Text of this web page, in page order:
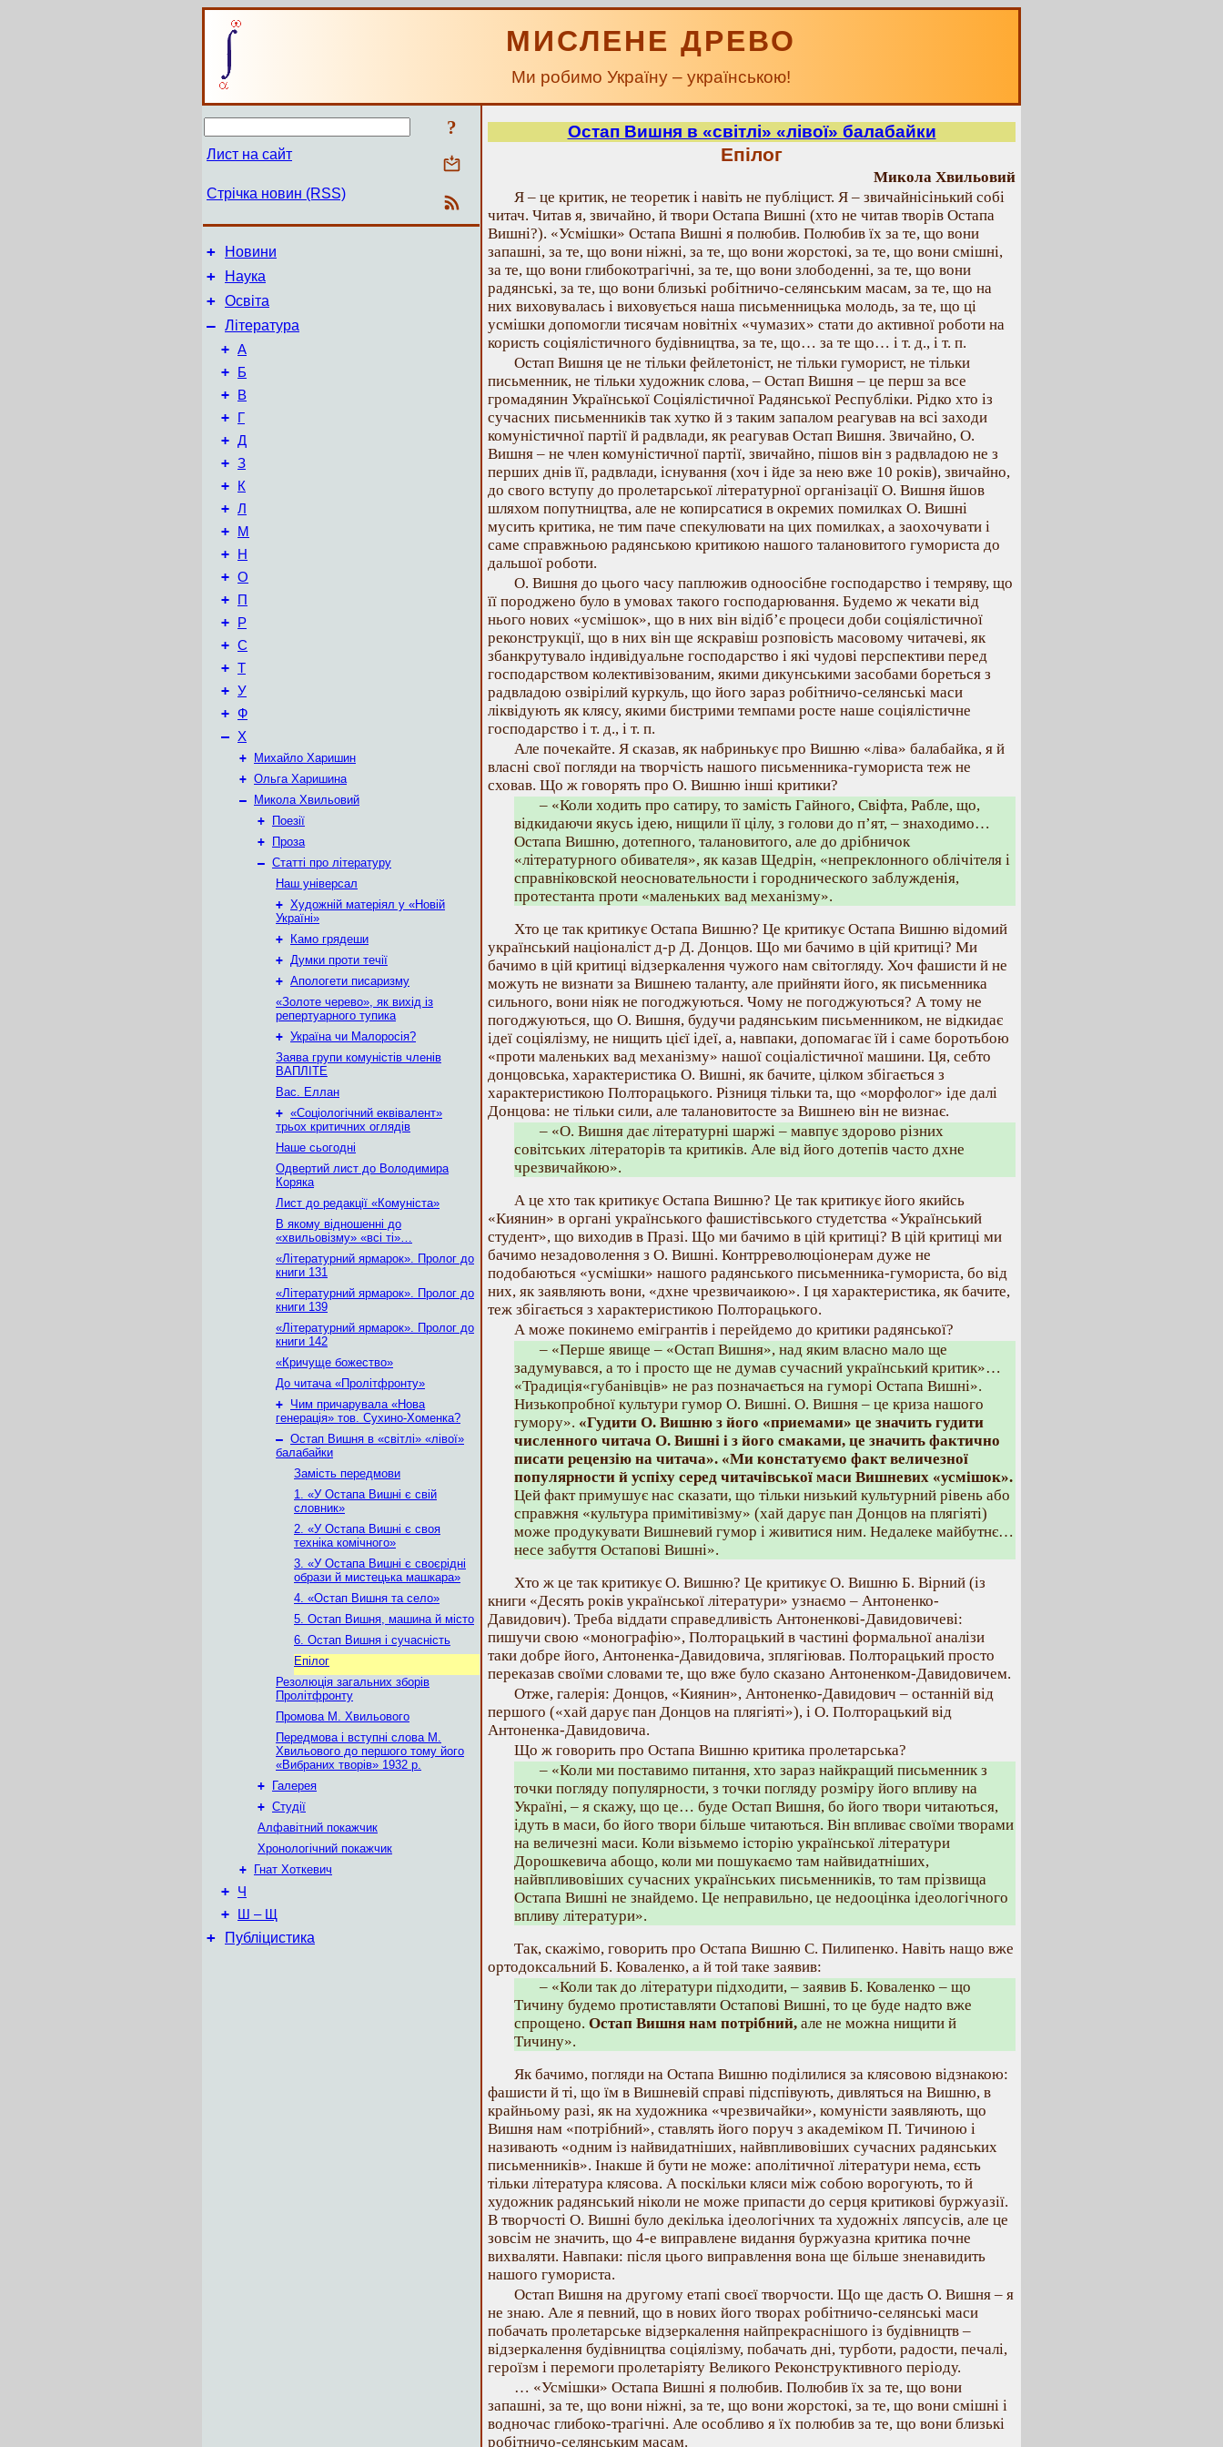
МИСЛЕНЕ ДРЕВО
Ми робимо Україну – українською!
?
Лист на сайт
Стрічка новин (RSS)
+ Новини
+ Наука
+ Освіта
– Література
+ А
+ Б
+ В
+ Г
+ Д
+ З
+ К
+ Л
+ М
+ Н
+ О
+ П
+ Р
+ С
+ Т
+ У
+ Ф
– Х
+
Михайло Харишин
+ Ольга Харишина
–
Микола Хвильовий
+
Поезії
+
Проза
– Статті про літературу
Наш універсал
+ Художній матеріял у «Новій
Україні»
+
Камо грядеши
+ Думки проти течії
+ Апологети писаризму
«Золоте черево», як вихід із
репертуарного тупика
+ Україна чи Малоросія?
Заява групи комуністів членів
ВАПЛІТЕ
Вас. Еллан
+ «Соціологічний еквівалент»
трьох критичних оглядів
Наше сьогодні
Одвертий лист до Володимира
Коряка
Лист до редакції «Комуніста»
В якому відношенні до
«хвильовізму» «всі ті»…
«Літературний ярмарок». Пролог до
книги 131
«Літературний ярмарок». Пролог до
книги 139
«Літературний ярмарок». Пролог до
книги 142
«Кричуще божество»
До читача «Пролітфронту»
+ Чим причарувала «Нова
генерація» тов. Сухино-Хоменка?
– Остап Вишня в «світлі» «лівої»
балабайки
Замість передмови
1. «У Остапа Вишні є свій
словник»
2. «У Остапа Вишні є своя
техніка комічного»
3. «У Остапа Вишні є своєрідні
образи й мистецька машкара»
4. «Остап Вишня та село»
5. Остап Вишня, машина й місто
6. Остап Вишня і сучасність
Епілог
Резолюція загальних зборів
Пролітфронту
Промова M. Хвильового
Передмова і вступні слова М.
Хвильового до першого тому його
«Вибраних творів» 1932 р.
+
Галерея
+ Студії
Алфавітний покажчик
Хронологічний покажчик
+
Гнат Хоткевич
+ Ч
+ Ш – Щ
+ Публіцистика
Остап Вишня в «світлі» «лівої» балабайки
Епілог
Микола Хвильовий
Я – це критик, не теоретик і навіть не публіцист. Я – звичайнісінький собі
читач. Читав я, звичайно, й твори Остапа Вишні (хто не читав творів Остапа
Вишні?). «Усмішки» Остапа Вишні я полюбив. Полюбив їх за те, що вони
запашні, за те, що вони ніжні, за те, що вони жорстокі, за те, що вони смішні,
за те, що вони глибокотрагічні, за те, що вони злободенні, за те, що вони
радянські, за те, що вони близькі робітничо-селянським масам, за те, що на
них виховувалась і виховується наша письменницька молодь, за те, що ці
усмішки допомогли тисячам новітніх «чумазих» стати до активної роботи на
користь соціялістичного будівництва, за те, що… за те що… і т. д., і т. п.
Остап Вишня це не тільки фейлетоніст, не тільки гуморист, не тільки
письменник, не тільки художник слова, – Остап Вишня – це перш за все
громадянин Української Соціялістичної Радянської Республіки. Рідко хто із
сучасних письменників так хутко й з таким запалом реагував на всі заходи
комуністичної партії й радвлади, як реагував Остап Вишня. Звичайно, О.
Вишня – не член комуністичної партії, звичайно, пішов він з радвладою не з
перших днів її, радвлади, існування (хоч і йде за нею вже 10 років), звичайно,
до свого вступу до пролетарської літературної організації О. Вишня йшов
шляхом попутництва, але не копирсатися в окремих помилках О. Вишні
мусить критика, не тим паче спекулювати на цих помилках, а заохочувати і
саме справжньою радянською критикою нашого талановитого гумориста до
дальшої роботи.
О. Вишня до цього часу паплюжив одноосібне господарство і темряву, що
її породжено було в умовах такого господарювання. Будемо ж чекати від
нього нових «усмішок», що в них він відіб’є процеси доби соціялістичної
реконструкції, що в них він ще яскравіш розповість масовому читачеві, як
збанкрутувало індивідуальне господарство і які чудові перспективи перед
господарством колективізованим, якими дикунськими засобами бореться з
радвладою озвірілий куркуль, що його зараз робітничо-селянські маси
ліквідують як клясу, якими бистрими темпами росте наше соціялістичне
господарство і т. д., і т. п.
Але почекайте. Я сказав, як набринькує про Вишню «ліва» балабайка, я й
власні свої погляди на творчість нашого письменника-гумориста теж не
сховав. Що ж говорять про О. Вишню інші критики?
– «Коли ходить про сатиру, то замість Гайного, Свіфта, Рабле, що,
відкидаючи якусь ідею, нищили її цілу, з голови до п’ят, – знаходимо…
Остапа Вишню, дотепного, талановитого, але до дрібничок
«літературного обивателя», як казав Щедрін, «непреклонного облічітеля і
справніковской неосновательности і городнического заблужденія,
протестанта проти «маленьких вад механізму».
Хто це так критикує Остапа Вишню? Це критикує Остапа Вишню відомий
український націоналіст д-р Д. Донцов. Що ми бачимо в цій критиці? Ми
бачимо в цій критиці відзеркалення чужого нам світогляду. Хоч фашисти й не
можуть не визнати за Вишнею таланту, але прийняти його, як письменника
сильного, вони ніяк не погоджуються. Чому не погоджуються? А тому не
погоджуються, що О. Вишня, будучи радянським письменником, не відкидає
ідеї соціялізму, не нищить цієї ідеї, а, навпаки, допомагає їй і саме боротьбою
«проти маленьких вад механізму» нашої соціалістичної машини. Ця, себто
донцовська, характеристика О. Вишні, як бачите, цілком збігається з
характеристикою Полторацького. Різниця тільки та, що «морфолог» іде далі
Донцова: не тільки сили, але талановитосте за Вишнею він не визнає.
– «О. Вишня дає літературні шаржі – мавпує здорово різних
совітських літераторів та критиків. Але від його дотепів часто дхне
чрезвичайкою».
А це хто так критикує Остапа Вишню? Це так критикує його якийсь
«Киянин» в органі українського фашистівського студетства «Український
студент», що виходив в Празі. Що ми бачимо в цій критиці? В цій критиці ми
бачимо незадоволення з О. Вишні. Контрреволюціонерам дуже не
подобаються «усмішки» нашого радянського письменника-гумориста, бо від
них, як заявляють вони, «дхне чрезвичаикою». І ця характеристика, як бачите,
теж збігається з характеристикою Полторацького.
А може покинемо емігрантів і перейдемо до критики радянської?
– «Перше явище – «Остап Вишня», над яким власно мало ще
задумувався, а то і просто ще не думав сучасний український критик»…
«Традиція«губанівців» не раз позначається на гуморі Остапа Вишні».
Низькопробної культури гумор О. Вишні. О. Вишня – це криза нашого
гумору». «Гудити О. Вишню з його «приемами» це значить гудити
численного читача О. Вишні і з його смаками, це значить фактично
писати рецензію на читача». «Ми констатуємо факт величезної
популярности й успіху серед читачівської маси Вишневих «усмішок».
Цей факт примушує нас сказати, що тільки низький культурний рівень або
справжня «культура примітивізму» (хай дарує пан Донцов на плягіяті)
може продукувати Вишневий гумор і живитися ним. Недалеке майбутнє…
несе забуття Остапові Вишні».
Хто ж це так критикує О. Вишню? Це критикує О. Вишню Б. Вірний (із
книги «Десять років української літератури» узнаємо – Антоненко-
Давидович). Треба віддати справедливість Антоненкові-Давидовичеві:
пишучи свою «монографію», Полторацький в частині формальної аналізи
таки добре його, Антоненка-Давидовича, зплягіював. Полторацький просто
переказав своїми словами те, що вже було сказано Антоненком-Давидовичем.
Отже, галерія: Донцов, «Киянин», Антоненко-Давидович – останній від
першого («хай дарує пан Донцов на плягіяті»), і О. Полторацький від
Антоненка-Давидовича.
Що ж говорить про Остапа Вишню критика пролетарська?
– «Коли ми поставимо питання, хто зараз найкращий письменник з
точки погляду популярности, з точки погляду розміру його впливу на
Україні, – я скажу, що це… буде Остап Вишня, бо його твори читаються,
ідуть в маси, бо його твори більше читаються. Він впливає своїми творами
на величезні маси. Коли візьмемо історію української літератури
Дорошкевича абощо, коли ми пошукаємо там найвидатніших,
найвпливовіших сучасних українських письменників, то там прізвища
Остапа Вишні не знайдемо. Це неправильно, це недооцінка ідеологічного
впливу літератури».
Так, скажімо, говорить про Остапа Вишню С. Пилипенко. Навіть нащо вже
ортодоксальний Б. Коваленко, а й той таке заявив:
– «Коли так до літератури підходити, – заявив Б. Коваленко – що
Тичину будемо протиставляти Остапові Вишні, то це буде надто вже
спрощено. Остап Вишня нам потрібний, але не можна нищити й
Тичину».
Як бачимо, погляди на Остапа Вишню поділилися за клясовою відзнакою:
фашисти й ті, що їм в Вишневій справі підспівують, дивляться на Вишню, в
крайньому разі, як на художника «чрезвичайки», комуністи заявляють, що
Вишня нам «потрібний», ставлять його поруч з академіком П. Тичиною і
називають «одним із найвидатніших, найвпливовіших сучасних радянських
письменників». Інакше й бути не може: аполітичної літератури нема, єсть
тільки література клясова. А поскільки кляси між собою ворогують, то й
художник радянський ніколи не може припасти до серця критикові буржуазії.
В творчості О. Вишні було декілька ідеологічних та художніх ляпсусів, але це
зовсім не значить, що 4-е виправлене видання буржуазна критика почне
вихваляти. Навпаки: після цього виправлення вона ще більше зненавидить
нашого гумориста.
Остап Вишня на другому етапі своєї творчости. Що ще дасть О. Вишня – я
не знаю. Але я певний, що в нових його творах робітничо-селянські маси
побачать пролетарське відзеркалення найпрекраснішого із будівництв –
відзеркалення будівництва соціялізму, побачать дні, турботи, радости, печалі,
героїзм і перемоги пролетаріяту Великого Реконструктивного періоду.
… «Усмішки» Остапа Вишні я полюбив. Полюбив їх за те, що вони
запашні, за те, що вони ніжні, за те, що вони жорстокі, за те, що вони смішні і
водночас глибоко-трагічні. Але особливо я їх полюбив за те, що вони близькі
робітничо-селянським масам.